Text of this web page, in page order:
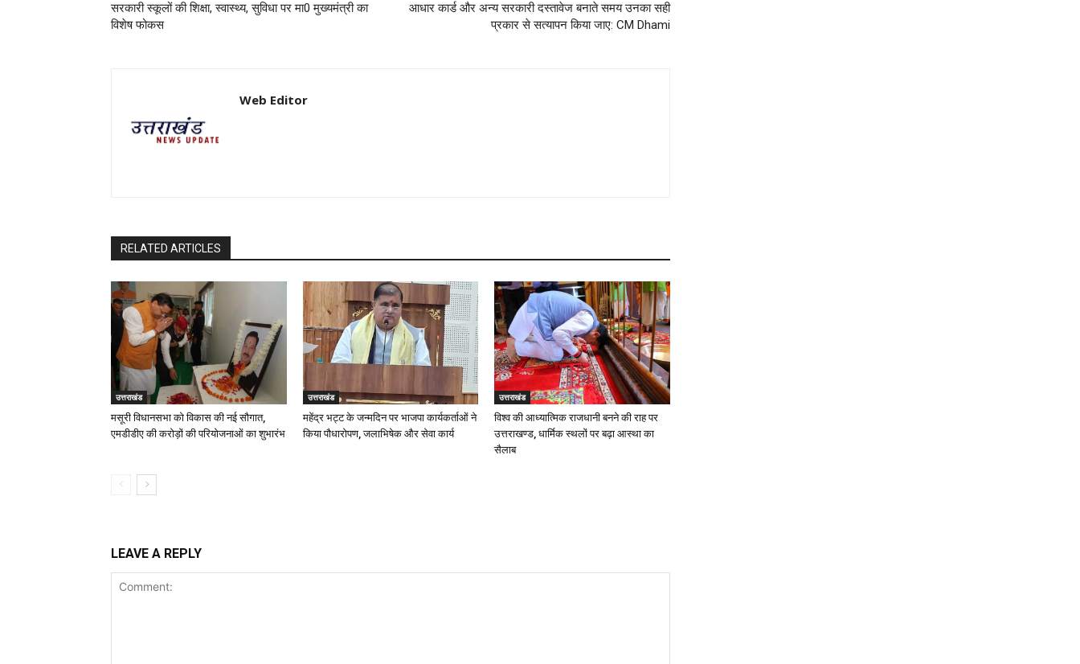
सरकारी स्कूलों की शिक्षा, स्वास्थ्य, सुविधा पर मा0 मुख्यमंत्री का
विशेष फोकस
आधार कार्ड और अन्य सरकारी दस्तावेज बनाते समय उनका सही
प्रकार से सत्यापन किया जाए: CM Dhami
Web Editor
RELATED ARTICLES
उत्तराखंड
मसूरी विधानसभा को विकास की नई सौगात,
एमडीडीए की करोड़ों की परियोजनाओं का शुभारंभ
उत्तराखंड
महेंद्र भट्ट के जन्मदिन पर भाजपा कार्यकर्ताओं ने
किया पौधारोपण, जलाभिषेक और सेवा कार्य
उत्तराखंड
विश्व की आध्यात्मिक राजधानी बनने की राह पर
उत्तराखण्ड, धार्मिक स्थलों पर बढ़ा आस्था का
सैलाब
LEAVE A REPLY